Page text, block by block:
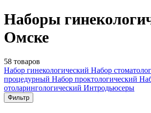
Наборы
Омске
58 товаров
Набор гинекологический Набор
процедурный Набор проктологический
отоларингологический Интродьюсеры
Фильтр